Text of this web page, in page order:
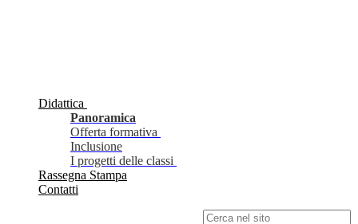
Didattica
Panoramica
Offerta formativa
Inclusione
I progetti delle classi
Rassegna Stampa
Contatti